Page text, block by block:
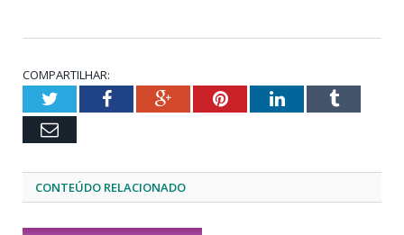
COMPARTILHAR:
TwitterFacebookGoogle+PinterestLinkedInTumblr
Email
CONTEÚDO RELACIONADO